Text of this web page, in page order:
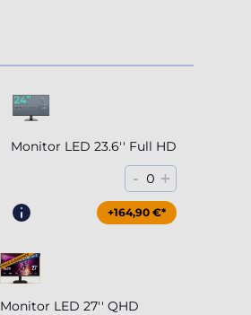
Monitor LED 23.6'' Full HD
- 0 +
+164,90 €*
Monitor LED 27'' QHD